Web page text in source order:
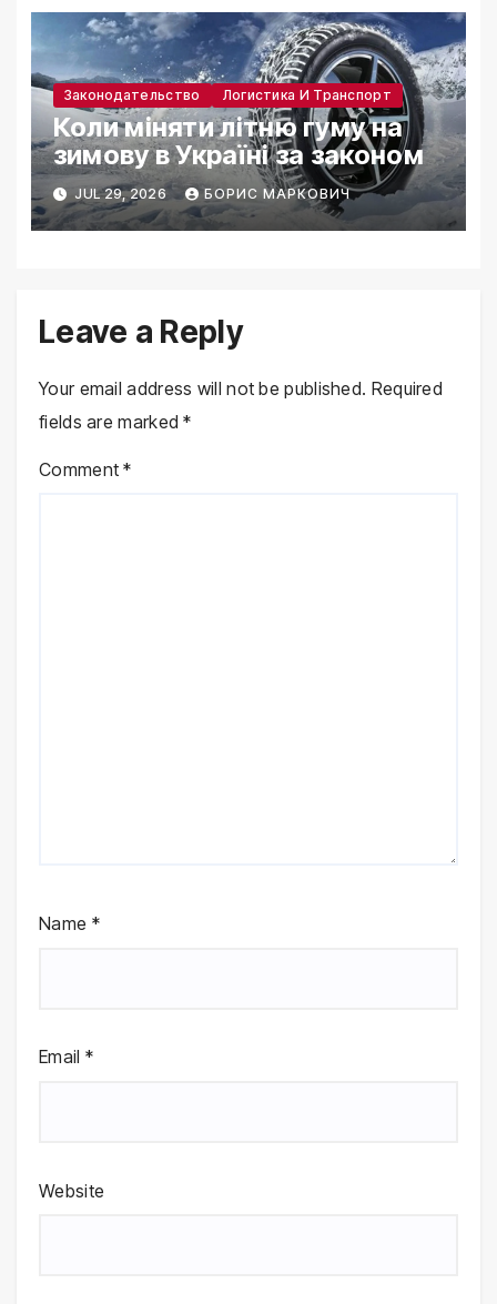
Законодательство Логистика И Транспорт
Коли міняти літню гуму на
зимову в Україні за законом
JUL 29, 2026 БОРИС МАРКОВИЧ
Leave a Reply
Your email address will not be published. Required
fields are marked*
Comment*
Name *
Email *
Website